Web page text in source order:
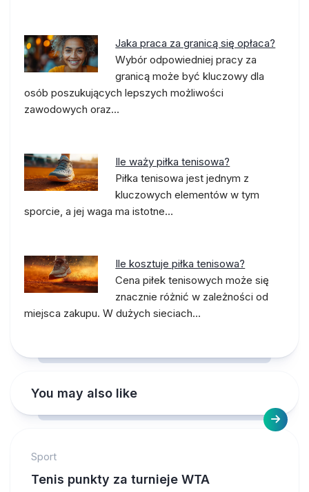
Jaka praca za granicą się opłaca?
Wybór odpowiedniej pracy za
granicą może być kluczowy dla
osób poszukujących lepszych możliwości
zawodowych oraz…
Ile waży piłka tenisowa?
Piłka tenisowa jest jednym z
kluczowych elementów w tym
sporcie, a jej waga ma istotne…
Ile kosztuje piłka tenisowa?
Cena piłek tenisowych może się
znacznie różnić w zależności od
miejsca zakupu. W dużych sieciach…
You may also like
Sport
Tenis punkty za turnieje WTA